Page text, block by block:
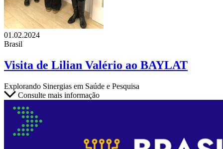
01.02.2024
Brasil
Visita de Lilian Valério ao BAYLAT
Explorando Sinergias em Saúde e Pesquisa
Consulte mais informação